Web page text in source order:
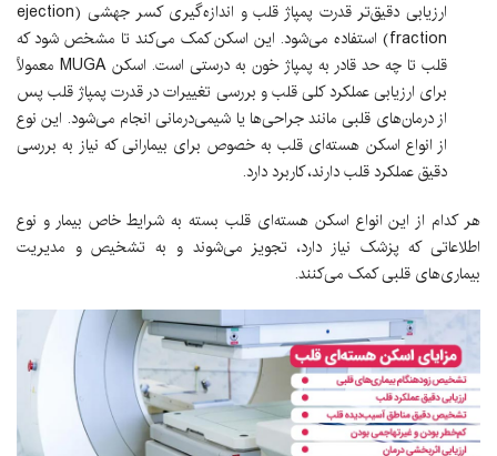
ارزیابی دقیق‌تر قدرت پمپاژ قلب و اندازه‌گیری کسر جهشی (ejection
fraction) استفاده می‌شود. این اسکن کمک می‌کند تا مشخص شود که
قلب تا چه حد قادر به پمپاژ خون به درستی است. اسکن MUGA معمولاً
برای ارزیابی عملکرد کلی قلب و بررسی تغییرات در قدرت پمپاژ قلب پس
از درمان‌های قلبی مانند جراحی‌ها یا شیمی‌درمانی انجام می‌شود. این نوع
از انواع اسکن هسته‌ای قلب به خصوص برای بیمارانی که نیاز به بررسی
دقیق عملکرد قلب دارند، کاربرد دارد.
هر کدام از این انواع اسکن هسته‌ای قلب بسته به شرایط خاص بیمار و نوع
اطلاعاتی که پزشک نیاز دارد، تجویز می‌شوند و به تشخیص و مدیریت
بیماری‌های قلبی کمک می‌کنند.